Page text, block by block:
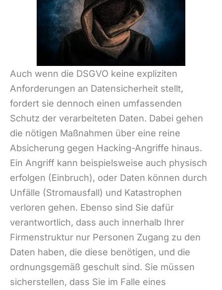
Auch wenn die DSGVO keine expliziten
Anforderungen an Datensicherheit stellt,
fordert sie dennoch einen umfassenden
Schutz der verarbeiteten Daten. Dabei gehen
die nötigen Maßnahmen über eine reine
Absicherung gegen Hacking-Angriffe hinaus.
Ein Angriff kann beispielsweise auch physisch
erfolgen (Einbruch), oder Daten können durch
Unfälle (Stromausfall) und Katastrophen
verloren gehen. Ebenso sind Sie dafür
verantwortlich, dass auch innerhalb Ihrer
Firmenstruktur nur Personen Zugang zu den
Daten haben, die diese benötigen, und die
ordnungsgemäß geschult sind. Sie müssen
sicherstellen, dass Sie im Falle eines